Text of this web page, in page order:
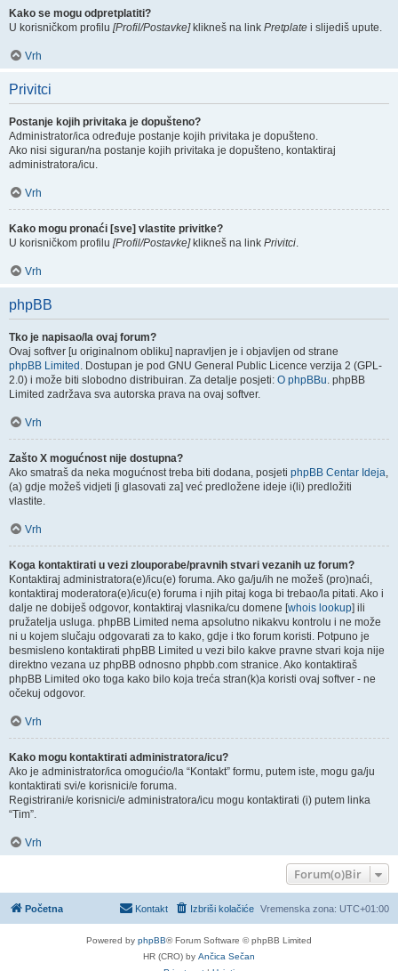
Kako se mogu odpretplatiti?
U korisničkom profilu [Profil/Postavke]klikneš na link Pretplate i slijediš upute.
Vrh
Privitci
Postanje kojih privitaka je dopušteno?
Administrator/ica određuje postanje kojih privitaka je dopušteno.
Ako nisi siguran/na postanje kojih privitaka je dopušteno, kontaktiraj
administratora/icu.
Vrh
Kako mogu pronaći [sve] vlastite privitke?
U korisničkom profilu [Profil/Postavke]klikneš na link Privitci.
Vrh
phpBB
Tko je napisao/la ovaj forum?
Ovaj softver [u originalnom obliku] napravljen je i objavljen od strane
phpBB Limited . Dostupan je pod GNU General Public Licence verzija 2 (GPL-
2.0) i može biti slobodno distribuiran. Za detalje posjeti: O phpBBu. phpBB
Limited zadržava sva autorska prava na ovaj softver.
Vrh
Zašto X mogućnost nije dostupna?
Ako smatraš da neka mogućnost treba biti dodana, posjeti phpBB Centar Ideja,
(a) gdje možeš vidjeti [i glasovati za] već predložene ideje i(li) predložiti
vlastite.
Vrh
Koga kontaktirati u vezi zlouporabe/pravnih stvari vezanih uz forum?
Kontaktiraj administratora(e)/icu(e) foruma. Ako ga/ju/ih ne možeš (pro)naći,
kontaktiraj moderatora(e)/icu(e) foruma i njih pitaj koga bi trebao/la pitati. Ako i
dalje ne dobiješ odgovor, kontaktiraj vlasnika/cu domene [whois lookup] ili
pružatelja usluga. phpBB Limited nema apsolutno nikakvu kontrolu i ne može
ni u kojem slučaju odgovarati za to kako, gdje i tko forum koristi. Potpuno je
besmisleno kontaktirati phpBB Limited u vezi bilo kakve pravne stvari koja nije
direktno vezana uz phpBB odnosno phpbb.com stranice. Ako kontaktiraš
phpBB Limited oko toga kako bilo koja treća stran(k)a koristi ovaj softver - ne
očekuj odgovor.
Vrh
Kako mogu kontaktirati administratora/icu?
Ako je administrator/ica omogućio/la “Kontakt” formu, putem iste, mogu ga/ju
kontaktirati svi/e korisnici/e foruma.
Registrirani/e korisnici/e administratora/icu mogu kontaktirati (i) putem linka
“Tim”.
Vrh
Forum(o)Bir
Početna Vremenska zona: UTC+01:00
Izbriši kolačiće
Kontakt
Powered by phpBB® Forum Software © phpBB Limited
HR (CRO) by Ančica Sečan